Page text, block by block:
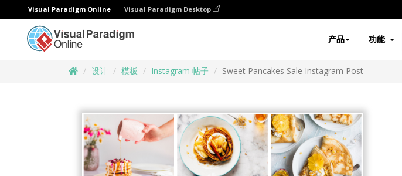
Visual Paradigm Online Visual Paradigm Desktop
产品 功能
设计 模板 Instagram 帖子 Sweet Pancakes Sale Instagram Post